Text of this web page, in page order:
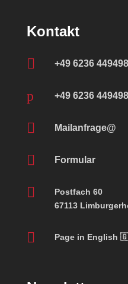
Kontakt
 +49 6236
p +49 6236
 Mailanfrage@
 Formular

Postfach 60
67113
 Page in English